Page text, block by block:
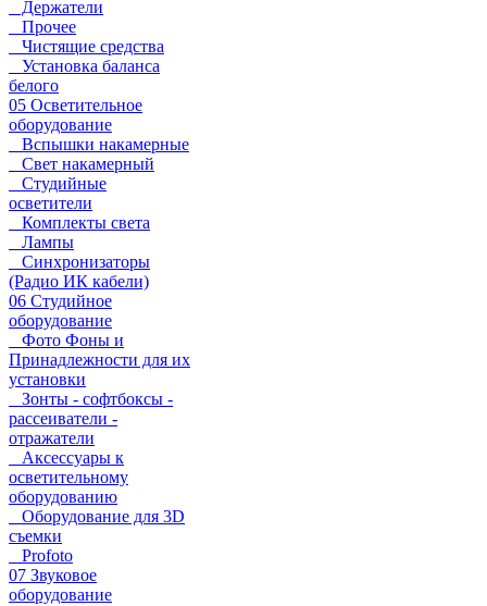
Держатели
Прочее
Чистящие средства
Установка баланса
белого
05 Осветительное
оборудование
Вспышки накамерные
Свет накамерный
Студийные
осветители
Комплекты света
Лампы
Синхронизаторы
(Радио ИК кабели)
06 Студийное
оборудование
Фото Фоны и
Принадлежности для их
установки
Зонты - софтбоксы -
рассеиватели -
отражатели
Аксессуары к
осветительному
оборудованию
Оборудование для 3D
съемки
Profoto
07 Звуковое
оборудование